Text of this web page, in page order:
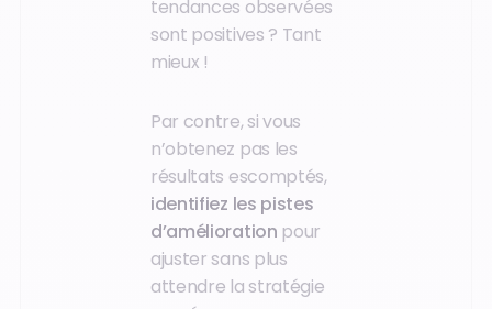
tendances observées
sont positives ? Tant
mieux !
Par contre, si vous
n’obtenez pas les
résultats escomptés,
identifiez les pistes
d’amélioration pour
ajuster sans plus
attendre la stratégie